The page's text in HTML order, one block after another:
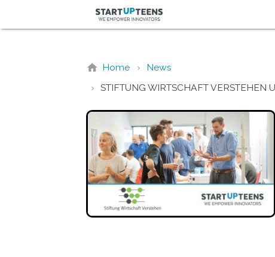
Home
News
STIFTUNG WIRTSCHAFT VERSTEHEN